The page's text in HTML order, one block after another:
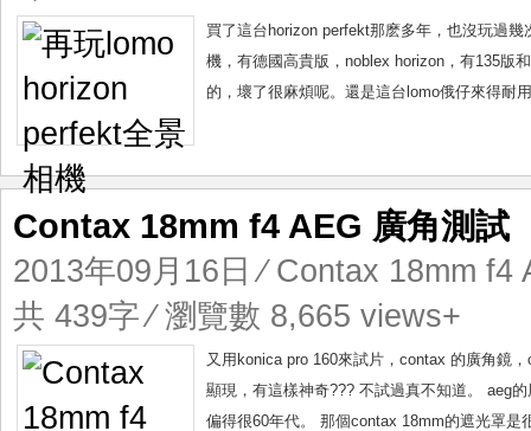
買了這台horizon perfekt那麽多年，也沒玩過
機，有德國高貴版，noblex horizon，有135版
的，壞了很麻煩呢。還是這台lomo俄仔來得耐
Contax 18mm f4 AEG 廣角測試
2013年09月16日 ⁄ Contax 18mm f4
共 439字 ⁄ 瀏覽數 8,665 views+
又用konica pro 160來試片，contax 的廣角鏡
顯現，有這樣神奇??? 不試過真不知道。 aeg
偏得很60年代。 那個contax 18mm的遮光罩是